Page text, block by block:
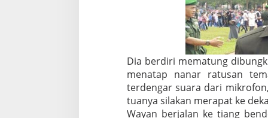
s
M
e
m
b
Dia berdiri mematung
menatap nanar ratusan
terdengar suara dari
tuanya silakan merapat ke
Wayan berjalan ke tiang